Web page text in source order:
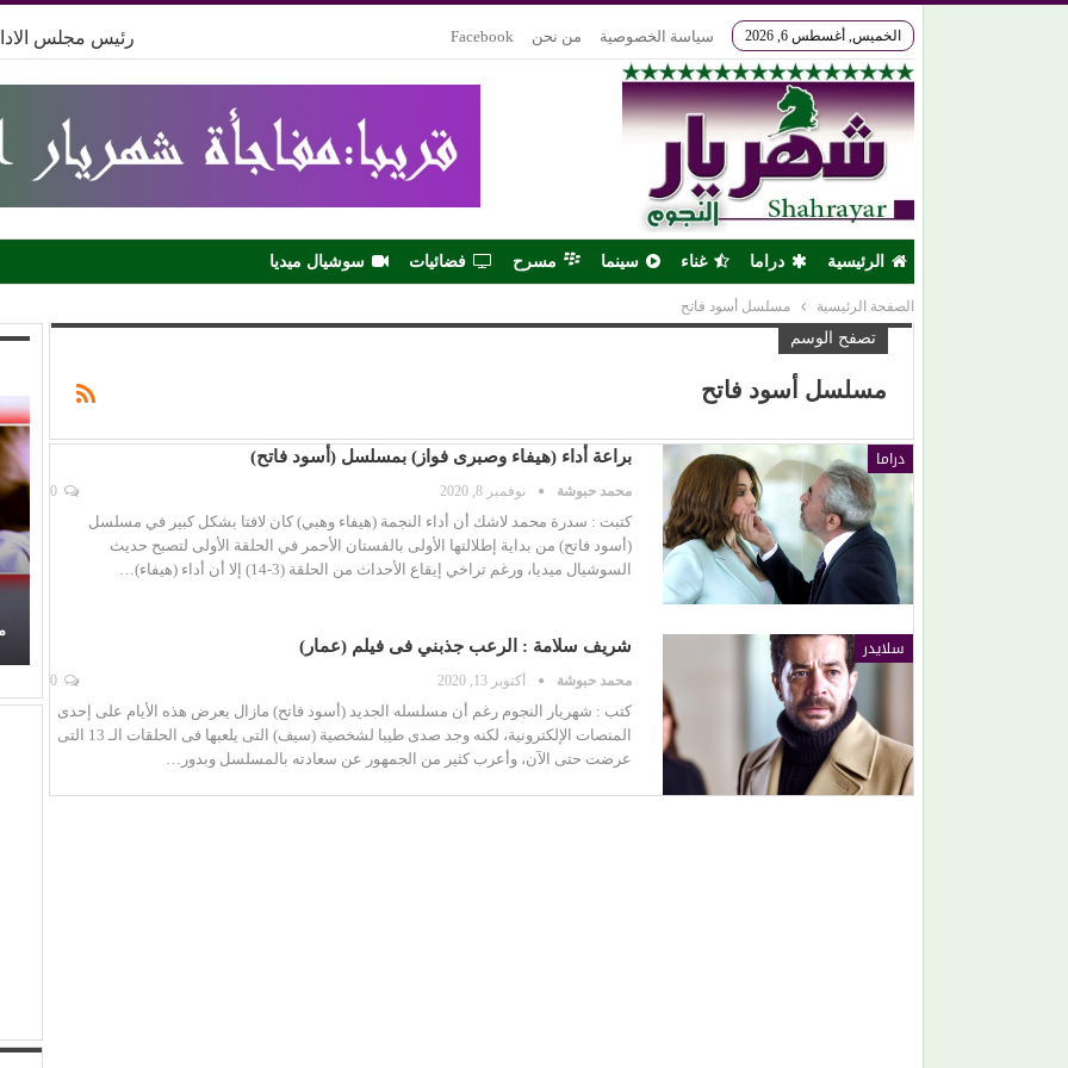
الخميس, أغسطس 6, 2026 سياسة الخصوصية من نحن Facebook رئيس مجلس
الرئيسية دراما غناء سينما مسرح فضائيات سوشيال ميديا
الصفحة الرئيسية مسلسل أسود فاتح
تصفح الوسم
مسلسل أسود فاتح
دراما براعة أداء (هيفاء وصبرى فواز) بمسلسل (أسود فاتح)
محمد حبوشة نوفمبر 8, 2020
كتبت : سدرة محمد لاشك أن أداء النجمة (هيفاء وهبي) كان لافتا بشكل كبير في مسلسل
(أسود فاتح) من بداية إطلالتها الأولى بالفستان الأحمر في الحلقة الأولى لتصبح حديث
السوشيال ميديا، ورغم تراخي إيقاع الأحداث من الحلقة (3-14) إلا أن أداء (هيفاء)…
سلايدر شريف سلامة : الرعب جذبني فى فيلم (عمار)
محمد حبوشة أكتوبر 13, 2020
كتب : شهريار النجوم رغم أن مسلسله الجديد (أسود فاتح) مازال يعرض هذه الأيام على إحدى
المنصات الإلكترونية، لكنه وجد صدى طيبا لشخصية (سيف) التى يلعبها فى الحلقات الـ 13 التى
عرضت حتى الآن، وأعرب كثير من الجمهور عن سعادته بالمسلسل وبدور…
(علي الألفي) يعود بقوة.. ويفاجئ جمهوره بـ (مش رايح